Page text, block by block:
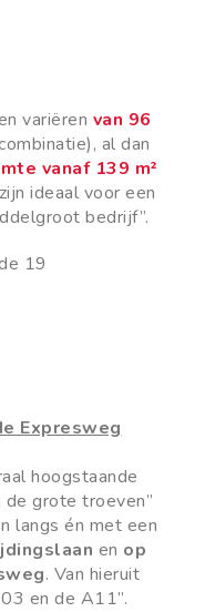
variëren van 96
al dan
vanaf 139 m²
ideaal voor een
bedrijf”.
19
Expresweg
hoogstaande
grote troeven”
langs én met een
en op
. Van hieruit
en de A11”.